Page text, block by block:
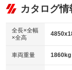
リフトアップ
：装備なし
：装備なし
パワーウィンドウ
アイドリングストッ
：装備あり
ビジュアル：-／
：装備あり
アルミホイール：
：装備あり
カタログ
全長×全幅
×全高
車両重量 1860kg